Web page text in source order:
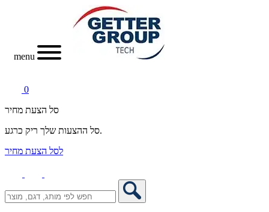
menu
0
סל הצעת מחיר
סל ההצעות שלך ריק כרגע.
לסל הצעת מחיר